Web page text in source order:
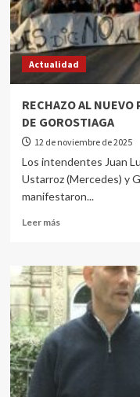
Actualidad
RECHAZO AL NUEVO
DE GOROSTIAGA
12 de noviembre de 2025
Los intendentes Juan
Ustarroz (Mercedes) y
manifestaron...
Leer más